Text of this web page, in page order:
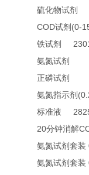
硫化物试剂
COD试剂 (0-
铁试剂
氨氮试剂
正磷试剂
氨氮指示剂
标准液
20分钟消解
氨氮试剂套装
氨氮试剂套装